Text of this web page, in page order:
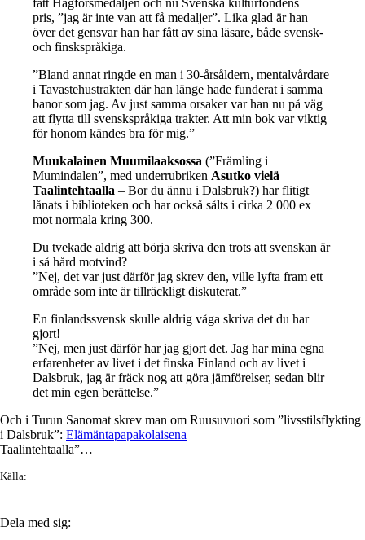
pris, ”jag är inte van att få medaljer”. Lika glad är han
över det gensvar han har fått av sina läsare, både svensk-
och finskspråkiga.
”Bland annat ringde en man i 30-årsåldern, mentalvårdare
i Tavastehustrakten där han länge hade funderat i samma
banor som jag. Av just samma orsaker var han nu på väg
att flytta till svenskspråkiga trakter. Att min bok var viktig
för honom kändes bra för mig.”
Muukalainen Muumilaaksossa (”Främling i
Mumindalen”, med underrubriken Asutko vielä
Taalintehtaalla – Bor du ännu i Dalsbruk?) har flitigt
lånats i biblioteken och har också sålts i cirka 2 000 ex
mot normala kring 300.
Du tvekade aldrig att börja skriva den trots att svenskan är
i så hård motvind?
”Nej, det var just därför jag skrev den, ville lyfta fram ett
område som inte är tillräckligt diskuterat.”
En finlandssvensk skulle aldrig våga skriva det du har
gjort!
”Nej, men just därför har jag gjort det. Jag har mina egna
erfarenheter av livet i det finska Finland och av livet i
Dalsbruk, jag är fräck nog att göra jämförelser, sedan blir
det min egen berättelse.”
Och i Turun Sanomat skrev man om Ruusuvuori som ”livsstilsflykting
i Dalsbruk”: Elämäntapapakolaisena
Taalintehtaalla”…
Källa:
Dela med sig: